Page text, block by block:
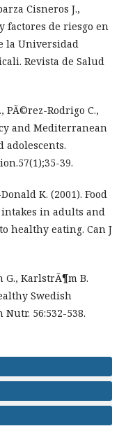
Cisneros J.,
factores de riesgo en
la Universidad
Revista de Salud
PÃ©rez-Rodrigo C.,
and Mediterranean
39.
K. (2001). Food
in adults and
healthy eating. Can J
G., KarlstrÃ¶m B.
Swedish
56:532-538.